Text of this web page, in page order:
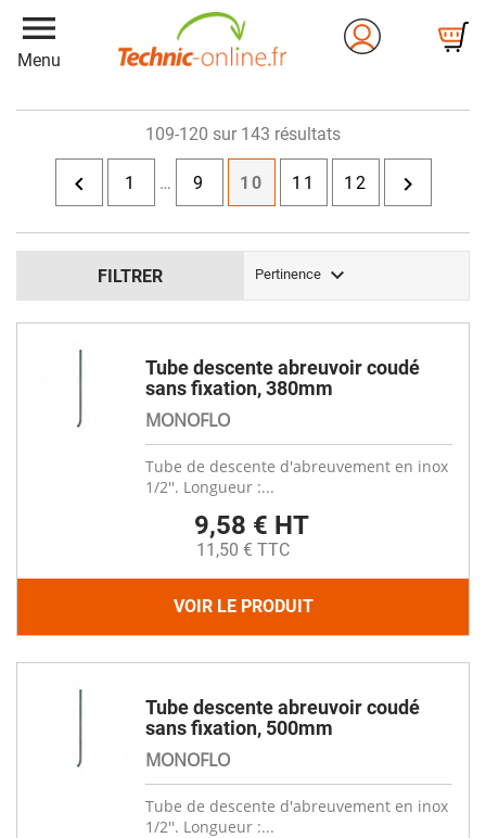
menu
Menu
FILTRER Pertinence 
109-120 sur 143 résultats
 1 … 9 10 11 12 
Tube descente abreuvoir coudé
sans fixation, 380mm
MONOFLO
Tube de descente d'abreuvement en inox
1/2''. Longueur :...
9,58 € HT
11,50 € TTC
VOIR LE PRODUIT
Tube descente abreuvoir coudé
sans fixation, 500mm
MONOFLO
Tube de descente d'abreuvement en inox
1/2''. Longueur :...